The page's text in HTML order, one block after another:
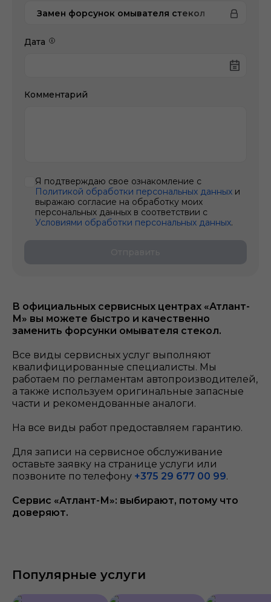
В официальных сервисных центрах «Атлант-
М» вы можете быстро и качественно
заменить форсунки омывателя стекол.
Все виды сервисных услуг выполняют
квалифицированные специалисты. Мы
работаем по регламентам автопроизводителей,
а также используем оригинальные запасные
части и рекомендованные аналоги.
На все виды работ предоставляем гарантию.
Для записи на сервисное обслуживание
оставьте заявку на странице услуги или
позвоните по телефону +375 29 677 00 99.
Сервис «Атлант-М»: выбирают, потому что
доверяют.
Замен форсунок омывателя стекол
Дата
Комментарий
Я подтверждаю свое ознакомление с
Политикой обработки персональных данных и
выражаю согласие на обработку моих
персональных данных в соответствии с
Условиями обработки персональных данных.
Популярные услуги